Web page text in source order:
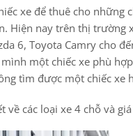
xe để thuê cho
Hiện nay trên thị trường
6, Toyota Camry cho
một chiếc xe phù
tìm được một chiếc xe
các loại xe 4 chỗ và